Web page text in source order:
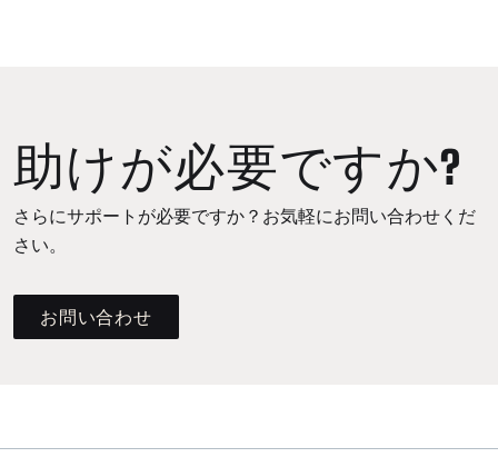
助けが必要ですか?
さらにサポートが必要ですか？お気軽にお問い合わせくだ
さい。
お問い合わせ